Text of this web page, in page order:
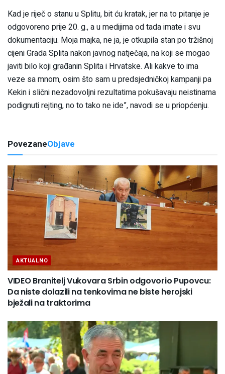
Kad je riječ o stanu u Splitu, bit ću kratak, jer na to pitanje je
odgovoreno prije 20. g., a u medijima od tada imate i svu
dokumentaciju. Moja majka, ne ja, je otkupila stan po tržišnoj
cijeni Grada Splita nakon javnog natječaja, na koji se mogao
javiti bilo koji građanin Splita i Hrvatske. Ali kakve to ima
veze sa mnom, osim što sam u predsjedničkoj kampanji pa
Kekin i slični nezadovoljni rezultatima pokušavaju neistinama
podignuti rejting, no to tako ne ide”, navodi se u priopćenju.
PovezaneObjave
AKTUALNO
VIDEO Branitelj Vukovara Srbin odgovorio Pupovcu:
Da niste dolazili na tenkovima ne biste herojski
bježali na traktorima